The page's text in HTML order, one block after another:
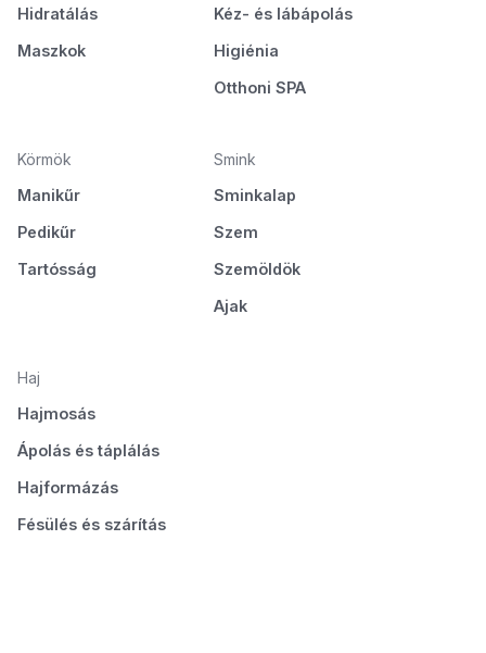
Hidratálás
Maszkok
Kéz- és lábápolás
Higiénia
Otthoni SPA
Körmök
Manikűr
Pedikűr
Tartósság
Smink
Sminkalap
Szem
Szemöldök
Ajak
Haj
Hajmosás
Ápolás és táplálás
Hajformázás
Fésülés és szárítás